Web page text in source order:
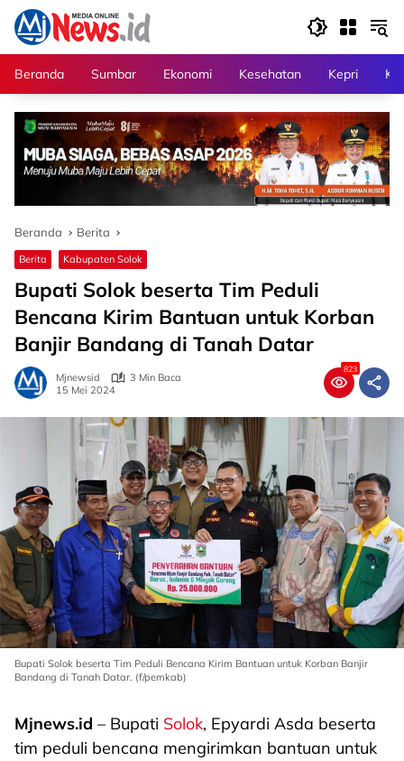
Langsung
konten
Beranda
Sumbar Ekonomi Kesehatan Kepri
Beranda Berita
Berita Kabupaten Solok
Bupati Solok beserta Tim Peduli
Bencana Kirim Bantuan untuk Korban
Banjir Bandang di Tanah Datar
Mjnewsid
3 Min Baca
15 Mei 2024
823
Bupati Solok beserta Tim Peduli Bencana Kirim Bantuan untuk Korban Banjir
Bandang di Tanah Datar. (f/pemkab)
Mjnews.id – Bupati Solok, Epyardi Asda beserta
tim peduli bencana mengirimkan bantuan untuk